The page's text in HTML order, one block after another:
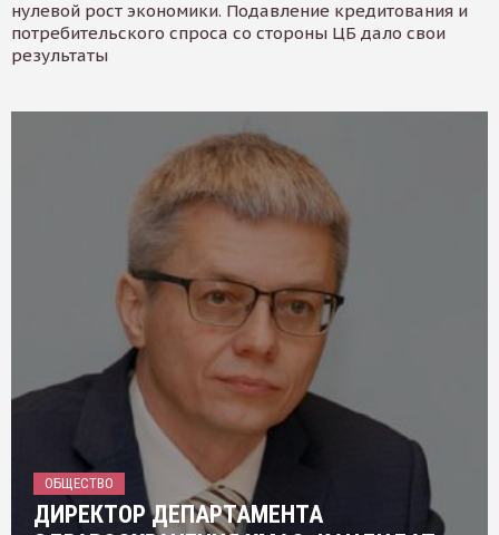
нулевой рост экономики. Подавление кредитования и
потребительского спроса со стороны ЦБ дало свои
результаты
ОБЩЕСТВО
ДИРЕКТОР ДЕПАРТАМЕНТА